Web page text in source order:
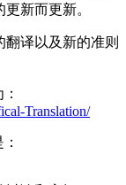
新而更新。
译以及新的准则
Translation/